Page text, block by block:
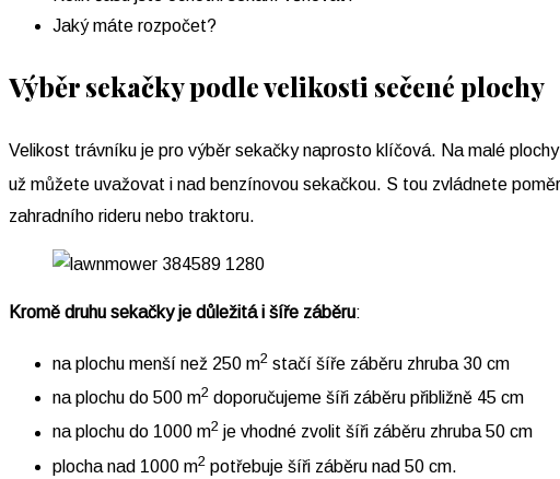
Jaký máte rozpočet?
Výběr sekačky podle velikosti sečené plochy
Velikost trávníku je pro výběr sekačky naprosto klíčová. Na malé
už můžete uvažovat i nad benzínovou sekačkou. S tou zvládnete
zahradního rideru nebo traktoru.
Kromě druhu sekačky je důležitá i šíře záběru:
na plochu menší než 250 m2 stačí šíře záběru zhruba 30 cm
na plochu do 500 m2 doporučujeme šíři záběru přibližně 45 cm
na plochu do 1000 m2 je vhodné zvolit šíři záběru zhruba 50 cm
plocha nad 1000 m2 potřebuje šíři záběru nad 50 cm.